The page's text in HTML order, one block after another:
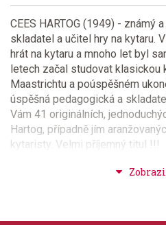
CEES HARTOG (1949) - známý
skladatel a učitel hry na kytaru.
hrát na kytaru a mnoho let byl
letech začal studovat klasickou
Maastrichtu a poúspěšném
úspěšná pedagogická a
Vám 41 originálních,
Hartog, případně jím
kytaristy. Velmi příjemný titul !!!